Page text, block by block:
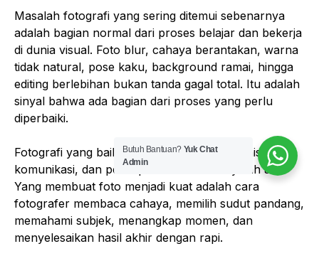
Masalah fotografi yang sering ditemui sebenarnya
adalah bagian normal dari proses belajar dan bekerja
di dunia visual. Foto blur, cahaya berantakan, warna
tidak natural, pose kaku, background ramai, hingga
editing berlebihan bukan tanda gagal total. Itu adalah
sinyal bahwa ada bagian dari proses yang perlu
diperbaiki.
Fotografi yang baik lahir dari gabungan teknis, rasa,
komunikasi, dan persiapan. Kamera hanyalah alat.
Yang membuat foto menjadi kuat adalah cara
fotografer membaca cahaya, memilih sudut pandang,
memahami subjek, menangkap momen, dan
menyelesaikan hasil akhir dengan rapi.
Butuh Bantuan? Yuk Chat
Admin